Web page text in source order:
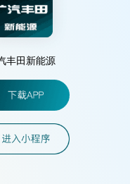
丰田新能源